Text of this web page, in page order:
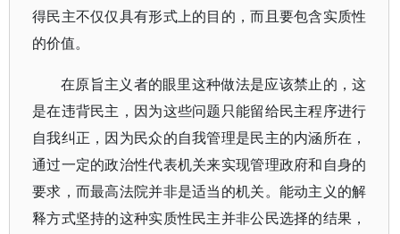
得民主不仅仅具有形式上的目的，而且要包含实质性
的价值。
在原旨主义者的眼里这种做法是应该禁止的，这
是在违背民主，因为这些问题只能留给民主程序进行
自我纠正，因为民众的自我管理是民主的内涵所在，
通过一定的政治性代表机关来实现管理政府和自身的
要求，而最高法院并非是适当的机关。能动主义的解
释方式坚持的这种实质性民主并非公民选择的结果，